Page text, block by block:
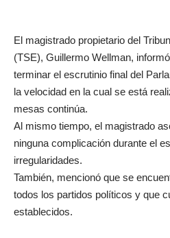
El magistrado propietario del
(TSE), Guillermo Wellman,
terminar el escrutinio final del
la velocidad en la cual se está
mesas continúa.
Al mismo tiempo, el magistrado
ninguna complicación durante el
irregularidades.
También, mencionó que se
todos los partidos políticos y que
establecidos.